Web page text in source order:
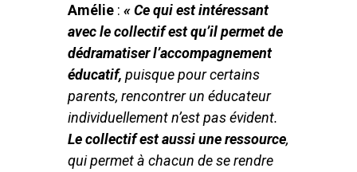
Amélie : « Ce qui est intéressant
avec le collectif est qu’il permet de
dédramatiser l’accompagnement
éducatif, puisque pour certains
parents, rencontrer un éducateur
individuellement n’est pas évident.
Le collectif est aussi une ressource,
qui permet à chacun de se rendre